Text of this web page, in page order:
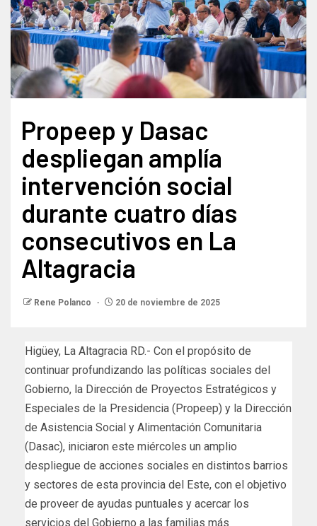
Propeep y Dasac
despliegan amplía
intervención social
durante cuatro días
consecutivos en La
Altagracia
Rene Polanco 20 de noviembre de 2025
Higüey, La Altagracia RD.- Con el propósito de
continuar profundizando las políticas sociales del
Gobierno, la Dirección de Proyectos Estratégicos y
Especiales de la Presidencia (Propeep) y la Dirección
de Asistencia Social y Alimentación Comunitaria
(Dasac), iniciaron este miércoles un amplio
despliegue de acciones sociales en distintos barrios
y sectores de esta provincia del Este, con el objetivo
de proveer de ayudas puntuales y acercar los
servicios del Gobierno a las familias más